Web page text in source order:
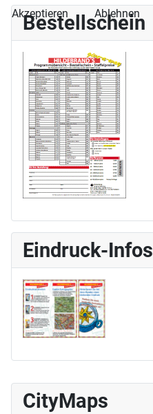
CityMaps
Bestellschein
Eindruck-Infos
Akzeptieren
Ablehnen